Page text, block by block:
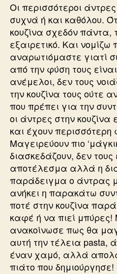
Οι περισσότεροι
συχνά ή και καθόλου.
κουζίνα σχεδόν πάντα,
εξαιρετικό. Και
αναρωτιόμαστε γιατί
από την φύση τους
ανέμελοι, δεν τους
την κουζίνα τους ούτε
που πρέπει για την
οι άντρες στην κουζίνα
και έχουν
Μαγειρεύουν πιο
διασκεδάζουν, δεν
αποτέλεσμα αλλά η
παράδειγμα ο άντρας
ανήκει η παρακάτω
ποτέ στην κουζίνα
καφέ ή να πιεί
ανακοίνωσε πως θα
αυτή την τέλεια pasta,
έναν χαμό, αλλά
πιάτο που δημιούργησε!